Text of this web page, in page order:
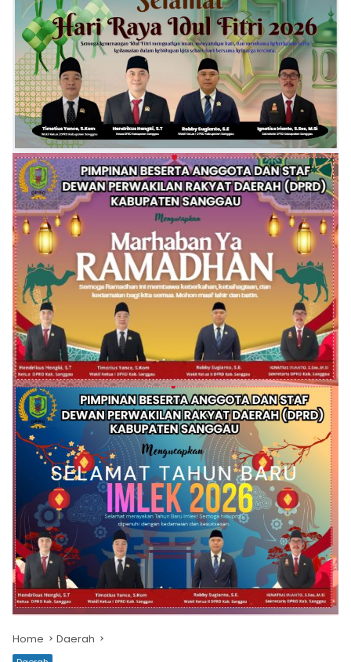
Home Daerah